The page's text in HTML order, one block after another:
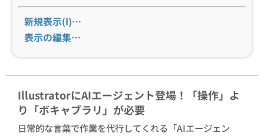
新規表示(I)…
表示の編集…
IllustratorにAIエージェント登場！「操作」よ
り「ボキャブラリ」が必要
日常的な言葉で作業を代行してくれる「AIエージェン